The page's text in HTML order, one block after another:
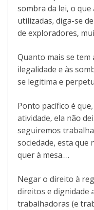
sombra da lei, o
utilizadas, diga-se
de exploradores,
Quanto mais se tem
ilegalidade e às
se legitima e
Ponto pacífico é
atividade, ela não
seguiremos
sociedade, esta que
quer à mesa….
Negar o direito à
direitos e dignidade
trabalhadoras (e